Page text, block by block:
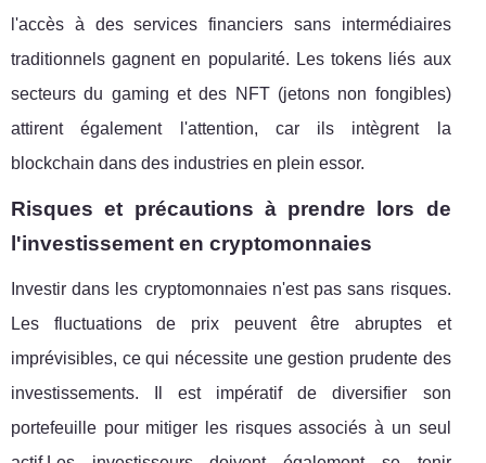
l'accès à des services financiers sans intermédiaires
traditionnels gagnent en popularité. Les tokens liés aux
secteurs du gaming et des NFT (jetons non fongibles)
attirent également l'attention, car ils intègrent la
blockchain dans des industries en plein essor.
Risques et précautions à prendre lors de
l'investissement en cryptomonnaies
Investir dans les cryptomonnaies n'est pas sans risques.
Les fluctuations de prix peuvent être abruptes et
imprévisibles, ce qui nécessite une gestion prudente des
investissements. Il est impératif de diversifier son
portefeuille pour mitiger les risques associés à un seul